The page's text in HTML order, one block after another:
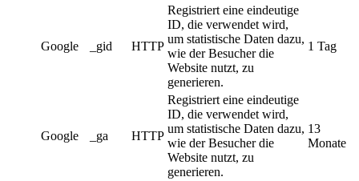
Google _gid HTTP
Registriert eine eindeutige
ID, die verwendet wird,
um statistische Daten dazu,
wie der Besucher die
Website nutzt, zu
generieren.
1 Tag
Google _ga HTTP
Registriert eine eindeutige
ID, die verwendet wird,
um statistische Daten dazu,
wie der Besucher die
Website nutzt, zu
generieren.
13
Monate